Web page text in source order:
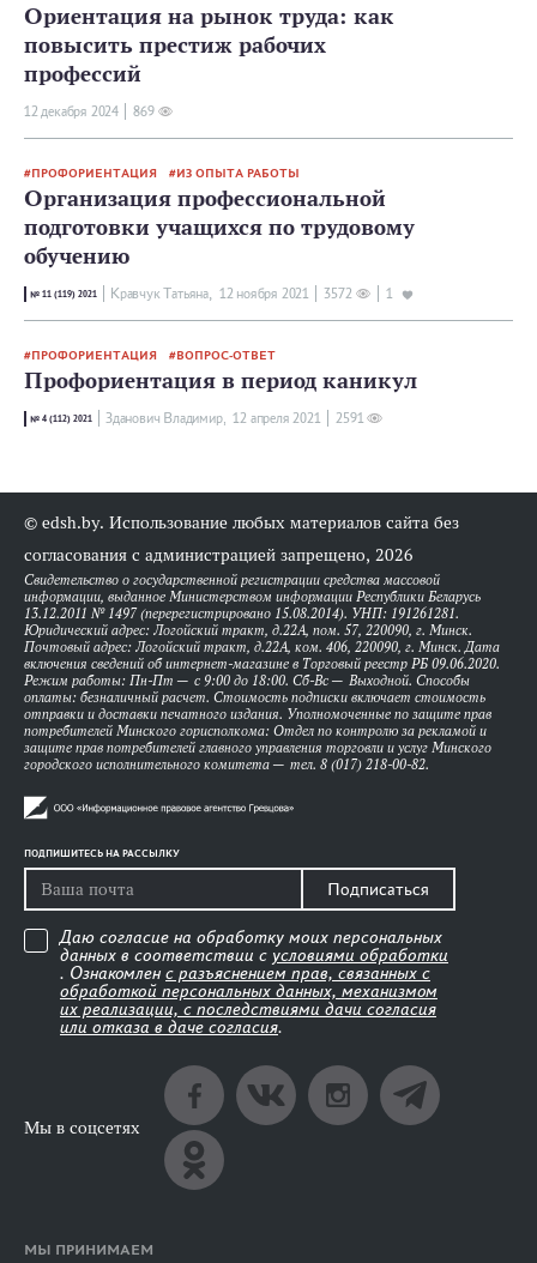
Ориентация на рынок труда: как
повысить престиж рабочих
профессий
12 декабря 2024 869
ПРОФОРИЕНТАЦИЯ ИЗ ОПЫТА РАБОТЫ
Организация профессиональной
подготовки учащихся по трудовому
обучению
№ 11 (119) 2021 Кравчук Татьяна, 12 ноября 2021 3572 1
ПРОФОРИЕНТАЦИЯ ВОПРОС-ОТВЕТ
Профориентация в период каникул
№ 4 (112) 2021 Зданович Владимир, 12 апреля 2021 2591
© edsh.by. Использование любых материалов сайта без
согласования с администрацией запрещено, 2026
Свидетельство о государственной регистрации средства массовой
информации, выданное Министерством информации Республики Беларусь
13.12.2011 № 1497 (перерегистрировано 15.08.2014). УНП: 191261281.
Юридический адрес: Логойский тракт, д.22А, пом. 57, 220090, г. Минск.
Почтовый адрес: Логойский тракт, д.22А, ком. 406, 220090, г. Минск. Дата
включения сведений об интернет-магазине в Торговый реестр РБ 09.06.2020.
Режим работы: Пн-Пт — с 9:00 до 18:00. Сб-Вс — Выходной. Способы
оплаты: безналичный расчет. Стоимость подписки включает стоимость
отправки и доставки печатного издания. Уполномоченные по защите прав
потребителей Минского горисполкома: Отдел по контролю за рекламой и
защите прав потребителей главного управления торговли и услуг Минского
городского исполнительного комитета — тел. 8 (017) 218-00-82.
ПОДПИШИТЕСЬ НА РАССЫЛКУ
Подписаться
Даю согласие на обработку моих персональных
данных в соответствии с условиями обработки
. Ознакомлен с разъяснением прав, связанных с
обработкой персональных данных, механизмом
их реализации, с последствиями дачи согласия
или отказа в даче согласия.
Мы в соцсетях
МЫ ПРИНИМАЕМ